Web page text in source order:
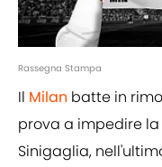
Rassegna Stampa
Il Milan batte in
prova a impedire
Sinigaglia,